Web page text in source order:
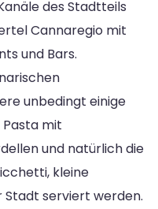
des Stadtteils
Cannaregio mit
und Bars.
unbedingt einige
mit
und natürlich die
kleine
Stadt serviert werden.